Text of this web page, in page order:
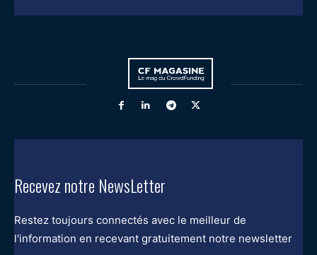
Recevez notre NewsLetter
Restez toujours connectés avec le meilleur de
l'information en recevant gratuitement notre newsletter